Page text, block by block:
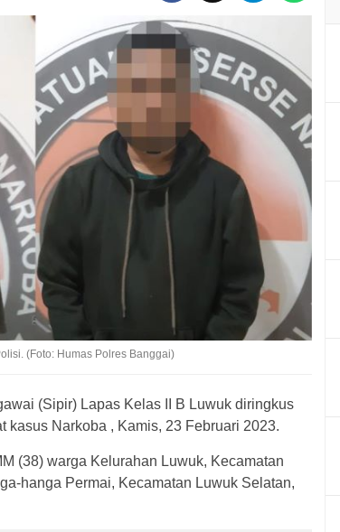
(Foto: Humas Polres Banggai)
(Sipir) Lapas Kelas II B Luwuk diringkus
kasus Narkoba , Kamis, 23 Februari 2023.
(38) warga Kelurahan Luwuk, Kecamatan
hanga Permai, Kecamatan Luwuk Selatan,